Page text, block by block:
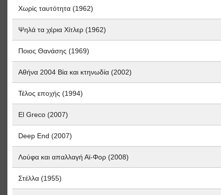
Χωρίς ταυτότητα (1962)
Ψηλά τα χέρια Χίτλερ (1962)
Ποιος Θανάσης (1969)
Αθήνα 2004 Βία και κτηνωδία (2002)
Τέλος εποχής (1994)
El Greco (2007)
Deep End (2007)
Λούφα και απαλλαγή Αϊ-Φορ (2008)
Στέλλα (1955)